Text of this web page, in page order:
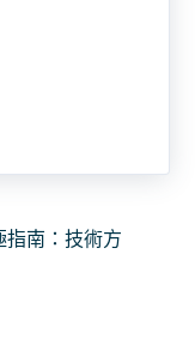
南：技術方